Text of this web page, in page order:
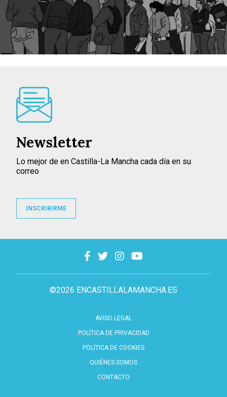
©2026 ENCASTILLALAMANCHA.ES
AVISO LEGAL
POLÍTICA DE PRIVACIDAD
POLÍTICA DE COOKIES
QUIÉNES SOMOS
CONTACTO
Newsletter
Lo mejor de en Castilla-La Mancha cada día en su
correo
INSCRIBIRME